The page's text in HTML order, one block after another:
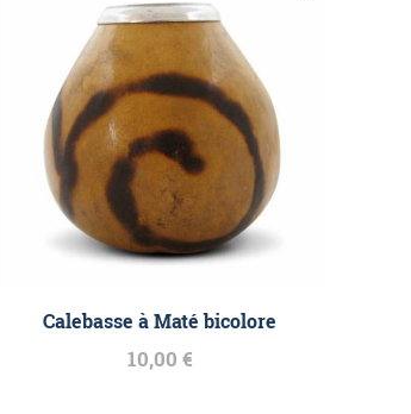
Calebasse à Maté bicolore
10,00 €